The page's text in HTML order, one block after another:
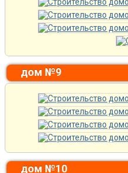
дом №9
дом №10